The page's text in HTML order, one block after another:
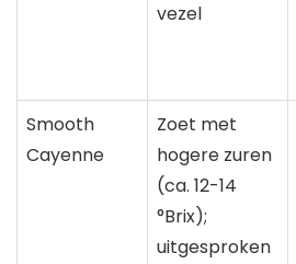
vezel
Smooth
Cayenne
Zoet met
hogere zuren
(ca. 12-14
°Brix);
uitgesproken